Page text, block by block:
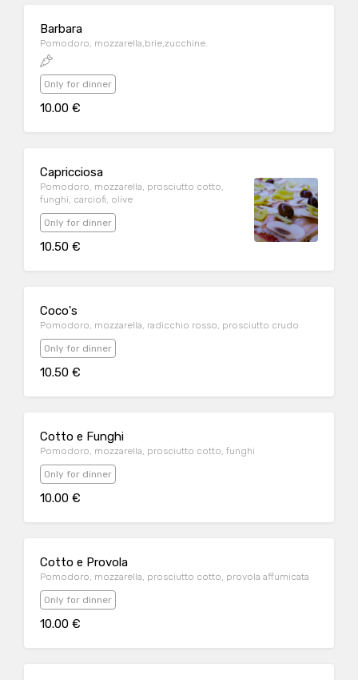
Barbara
Pomodoro, mozzarella,brie,zucchine.
Only for dinner
10.00 €
Capricciosa
Pomodoro, mozzarella, prosciutto cotto,
funghi, carciofi, olive
Only for dinner
10.50 €
Coco's
Pomodoro, mozzarella, radicchio rosso, prosciutto crudo
Only for dinner
10.50 €
Cotto e Funghi
Pomodoro, mozzarella, prosciutto cotto, funghi
Only for dinner
10.00 €
Cotto e Provola
Pomodoro, mozzarella, prosciutto cotto, provola affumicata
Only for dinner
10.00 €